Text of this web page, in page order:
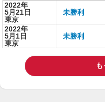
2022年
5月21日
東京
未勝利
2022年
5月1日
東京
未勝利
も